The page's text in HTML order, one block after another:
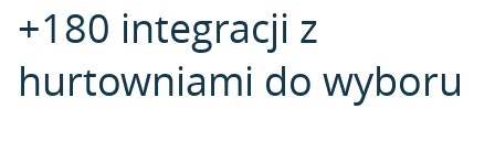
+180 integracji z
hurtowniami do wyboru